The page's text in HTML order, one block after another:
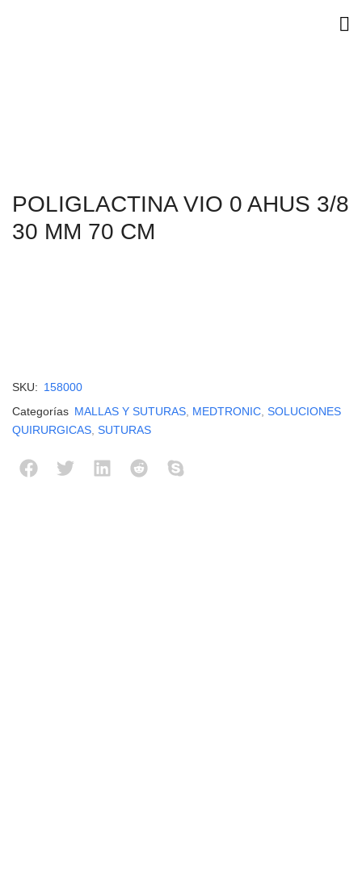
POLIGLACTINA VIO 0 AHUS 3/8
30 MM 70 CM
SKU: 158000
Categorías MALLAS Y SUTURAS, MEDTRONIC, SOLUCIONES
QUIRURGICAS, SUTURAS